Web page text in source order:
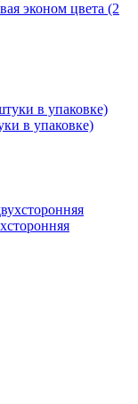
эконом цвета (2
в упаковке)